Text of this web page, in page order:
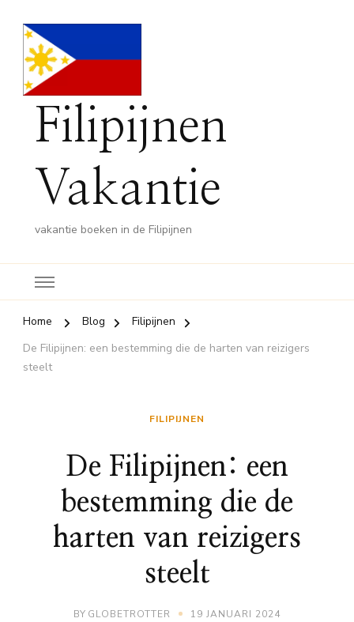
Filipijnen
Vakantie
vakantie boeken in de Filipijnen
Home Blog
Filipijnen
De Filipijnen: een bestemming die de harten van reizigers
steelt
FILIPIJNEN
De Filipijnen: een
bestemming die de
harten van reizigers
steelt
BY GLOBETROTTER 19 JANUARI 2024